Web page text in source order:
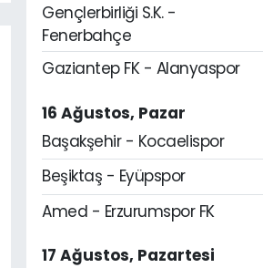
Gençlerbirliği S.K. -
Fenerbahçe
Gaziantep FK - Alanyaspor
16 Ağustos, Pazar
Başakşehir - Kocaelispor
Beşiktaş - Eyüpspor
Amed - Erzurumspor FK
17 Ağustos, Pazartesi